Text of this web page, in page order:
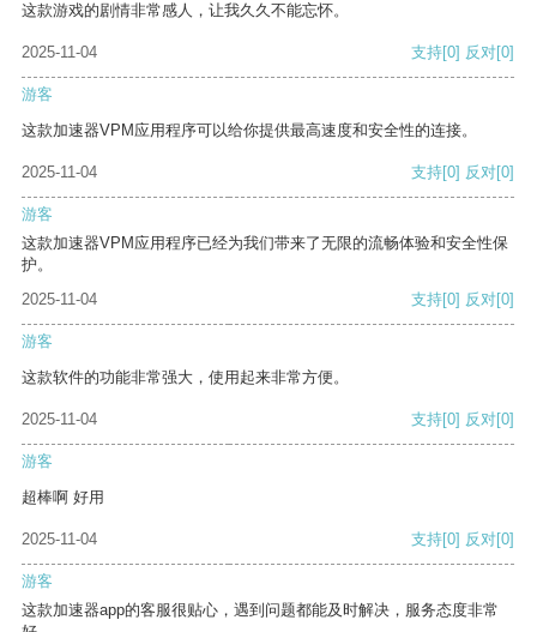
这款游戏的剧情非常感人，让我久久不能忘怀。
2025-11-04 支持[0] 反对[0]
游客
这款加速器VPM应用程序可以给你提供最高速度和安全性的连接。
2025-11-04 支持[0] 反对[0]
游客
这款加速器VPM应用程序已经为我们带来了无限的流畅体验和安全性保
护。
2025-11-04
支持[0] 反对[0]
游客
这款软件的功能非常强大，使用起来非常方便。
2025-11-04 支持[0] 反对[0]
游客
超棒啊 好用
2025-11-04 支持[0] 反对[0]
游客
这款加速器app的客服很贴心，遇到问题都能及时解决，服务态度非常